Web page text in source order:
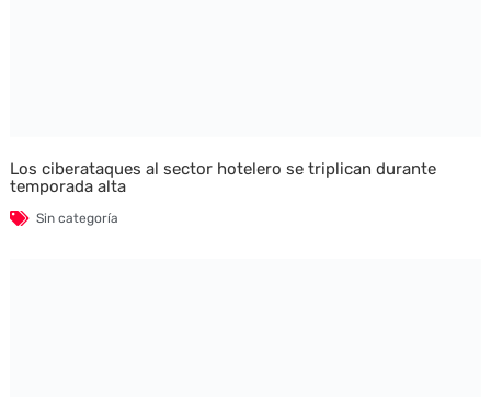
Los ciberataques al sector hotelero se triplican durante
temporada alta
Sin categoría